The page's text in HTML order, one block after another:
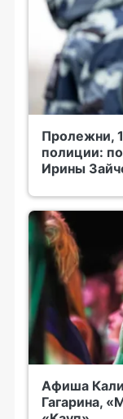
Пролежни,
полиции:
Ирины
Афиша
Гагарина,